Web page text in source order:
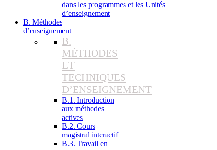
dans les programmes et les Unités
d’enseignement
B. Méthodes
d’enseignement
B.
MÉTHODES
ET
TECHNIQUES
D’ENSEIGNEMENT
B.1. Introduction
aux méthodes
actives
B.2. Cours
magistral interactif
B.3. Travail en